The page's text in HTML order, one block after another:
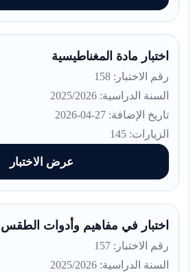
اختبار مادة المغناطيسية
رقم الاختبار: 158
السنة الدراسية: 2025/2026
تاريخ الإضافة: 27-04-2026
الزيارات: 145
عرض الاختبار
اختبار في مفاهيم وأدوات الطقس
رقم الاختبار: 157
السنة الدراسية: 2025/2026